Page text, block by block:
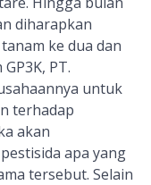
diharapkan
ke dua dan
PT.
untuk
terhadap
akan
apa yang
tersebut. Selain